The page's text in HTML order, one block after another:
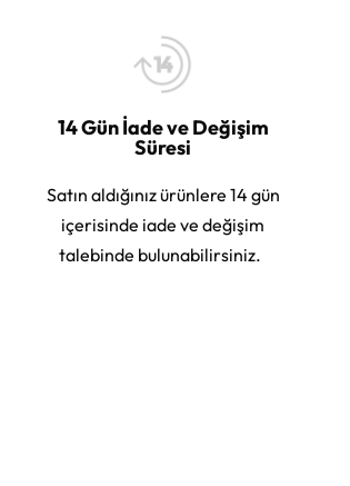
14 Gün İade ve Değişim
Süresi
Satın aldığınız ürünlere 14 gün
içerisinde iade ve değişim
talebinde bulunabilirsiniz.